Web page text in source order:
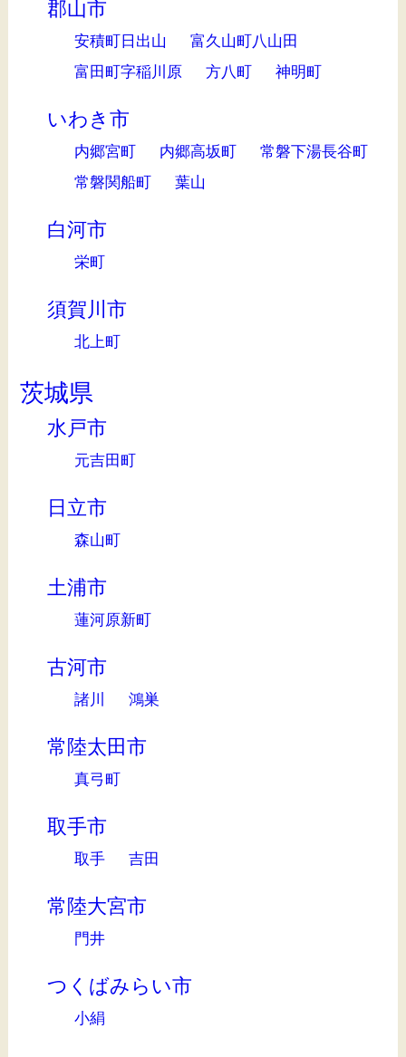
郡山市
安積町日出山
富久山町八山田
富田町字稲川原
方八町 神明町
いわき市
内郷宮町 内郷高坂町
常磐下湯長谷町
常磐関船町
葉山
白河市
栄町
須賀川市
北上町
茨城県
水戸市
元吉田町
日立市
森山町
土浦市
蓮河原新町
古河市
諸川 鴻巣
常陸太田市
真弓町
取手市
取手 吉田
常陸大宮市
門井
つくばみらい市
小絹